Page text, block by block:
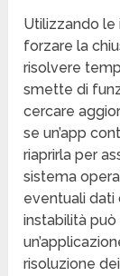
Utilizzando
forzare la
risolvere
smette di
cercare
se un’app
riaprirla per
sistema
eventuali dati
instabilità
risoluzione